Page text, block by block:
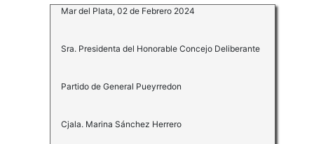
Mar del Plata, 02 de Febrero 2024
Sra. Presidenta del Honorable Concejo Deliberante
Partido de General Pueyrredon
Cjala. Marina Sánchez Herrero